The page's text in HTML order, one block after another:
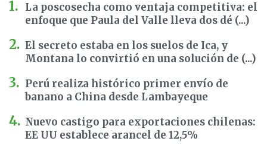
La poscosecha como ventaja competitiva: el
enfoque que Paula del Valle lleva dos dé (...)
El secreto estaba en los suelos de Ica, y
Montana lo convirtió en una solución de (...)
Perú realiza histórico primer envío de
banano a China desde Lambayeque
Nuevo castigo para exportaciones chilenas:
EE UU establece arancel de 12,5%